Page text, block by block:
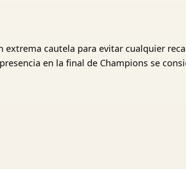
extrema cautela para evitar cualquier
en la final de Champions se